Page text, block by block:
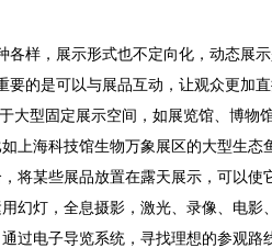
各样，展示形式也不定向化，动态展
要的是可以与展品互动，让观众更加
大型固定展示空间，如展览馆、博物
上海科技馆生物万象展区的大型生态
将某些展品放置在露天展示，可以
幻灯，全息摄影，激光、录像、电
过电子导览系统，寻找理想的参观